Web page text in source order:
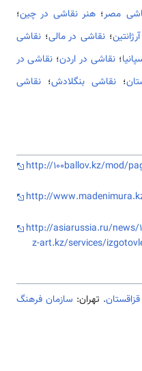
مصر؛ هنر نقاشی در چین؛
؛ نقاشی در مالی؛ نقاشی
؛نقاشی در اردن؛ نقاشی در
؛ نقاشی بنگلادش؛ نقاشی
http://100ballov.kz/mod/
http://
http://asiarussia.ru/news/
z-art.kz/services/
قزاقستان. تهران: سازمان فرهنگ